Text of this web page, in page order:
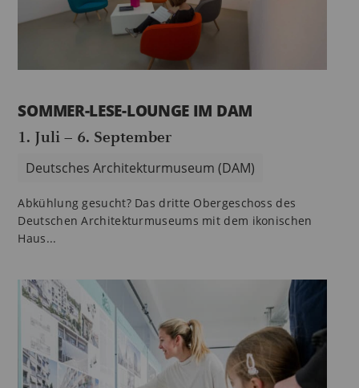
SOMMER-LESE-LOUNGE IM DAM
1. Juli– 6. September
Deutsches Architekturmuseum (DAM)
Abkühlung gesucht? Das dritte Obergeschoss des
Deutschen Architekturmuseums mit dem ikonischen
Haus...